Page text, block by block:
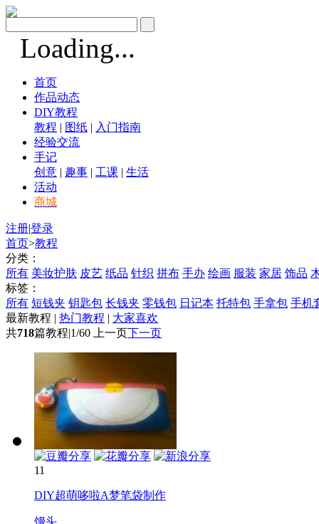
Loading...
首页
作品动态
DIY教程
教程 | 图纸 | 入门指南
经验交流
手记
创意 | 趣事 | 工课 | 生活
活动
商城
注册|登录
首页>教程
分类：
所有 美妆护肤 皮艺 纸品 针织 拼布 手办 绘画 服装 家居 饰品
标签：
所有 短钱夹 钥匙包 长钱夹 零钱包 日记本 托特包 手拿包 手机
最新教程 | 热门教程 | 大家喜欢
共718篇教程|1/60 上一页下一页
11
DIY超萌哆啦A梦笔袋制作
馒头